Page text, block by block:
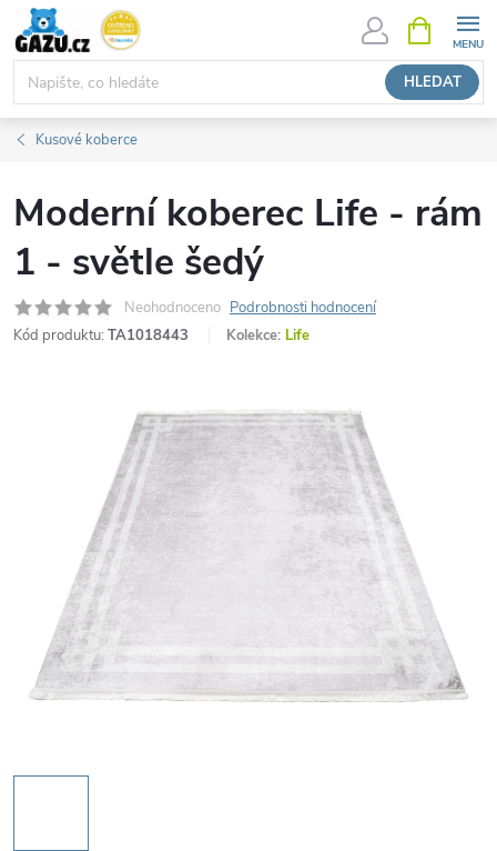
Přejít
obsah
HLEDAT
NÁKUPNÍ
KOŠÍK
Kusové koberce
Moderní koberec Life - rám
1 - světle šedý
Neohodnoceno Podrobnosti hodnocení
Kód produktu: TA1018443 Kolekce: Life